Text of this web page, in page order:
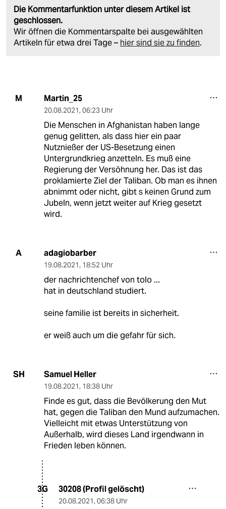
Die Kommentarfunktion unter diesem Artikel ist
geschlossen.
Wir öffnen die Kommentarspalte bei ausgewählten
Artikeln für etwa drei Tage – hier sind sie zu finden.
M Martin_25
20.08.2021, 06:23 Uhr
Die Menschen in Afghanistan haben lange
genug gelitten, als dass hier ein paar
Nutznießer der US-Besetzung einen
Untergrundkrieg anzetteln. Es muß eine
Regierung der Versöhnung her. Das ist das
proklamierte Ziel der Taliban. Ob man es ihnen
abnimmt oder nicht, gibt s keinen Grund zum
Jubeln, wenn jetzt weiter auf Krieg gesetzt
wird.
A adagiobarber
19.08.2021, 18:52 Uhr
der nachrichtenchef von tolo ...
hat in deutschland studiert.
seine familie ist bereits in sicherheit.
er weiß auch um die gefahr für sich.
SH Samuel Heller
19.08.2021, 18:38 Uhr
Finde es gut, dass die Bevölkerung den Mut
hat, gegen die Taliban den Mund aufzumachen.
Vielleicht mit etwas Unterstützung von
Außerhalb, wird dieses Land irgendwann in
Frieden leben können.
3G 30208 (Profil gelöscht)
20.08.2021, 06:38 Uhr